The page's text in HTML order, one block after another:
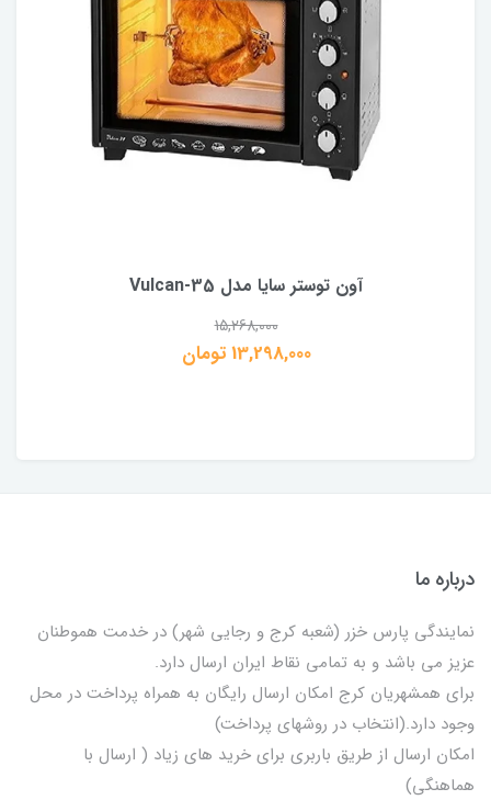
آون توستر سایا مدل Vulcan-35
15,268,000
13,298,000 تومان
درباره ما
نمایندگی پارس خزر (شعبه کرج و رجایی شهر) در خدمت هموطنان
عزیز می باشد و به تمامی نقاط ایران ارسال دارد.
برای همشهریان کرج امکان ارسال رایگان به همراه پرداخت در محل
وجود دارد.(انتخاب در روشهای پرداخت)
امکان ارسال از طریق باربری برای خرید های زیاد ( ارسال با
هماهنگی)